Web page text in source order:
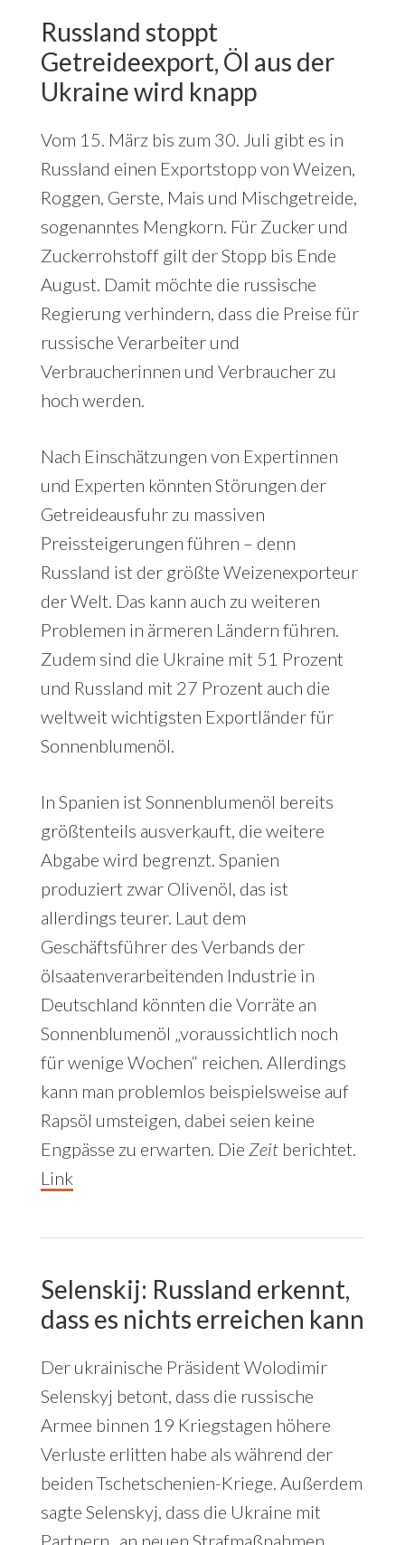
Russland stoppt
Getreideexport, Öl aus der
Ukraine wird knapp
Vom 15. März bis zum 30. Juli gibt es in
Russland einen Exportstopp von Weizen,
Roggen, Gerste, Mais und Mischgetreide,
sogenanntes Mengkorn. Für Zucker und
Zuckerrohstoff gilt der Stopp bis Ende
August. Damit möchte die russische
Regierung verhindern, dass die Preise für
russische Verarbeiter und
Verbraucherinnen und Verbraucher zu
hoch werden.
Nach Einschätzungen von Expertinnen
und Experten könnten Störungen der
Getreideausfuhr zu massiven
Preissteigerungen führen – denn
Russland ist der größte Weizenexporteur
der Welt. Das kann auch zu weiteren
Problemen in ärmeren Ländern führen.
Zudem sind die Ukraine mit 51 Prozent
und Russland mit 27 Prozent auch die
weltweit wichtigsten Exportländer für
Sonnenblumenöl.
In Spanien ist Sonnenblumenöl bereits
größtenteils ausverkauft, die weitere
Abgabe wird begrenzt. Spanien
produziert zwar Olivenöl, das ist
allerdings teurer. Laut dem
Geschäftsführer des Verbands der
ölsaatenverarbeitenden Industrie in
Deutschland könnten die Vorräte an
Sonnenblumenöl „voraussichtlich noch
für wenige Wochen“ reichen. Allerdings
kann man problemlos beispielsweise auf
Rapsöl umsteigen, dabei seien keine
Engpässe zu erwarten. Die Zeitberichtet.
Link
Selenskij: Russland erkennt,
dass es nichts erreichen kann
Der ukrainische Präsident Wolodimir
Selenskyj betont, dass die russische
Armee binnen 19 Kriegstagen höhere
Verluste erlitten habe als während der
beiden Tschetschenien-Kriege. Außerdem
sagte Selenskyj, dass die Ukraine mit
Partnern „an neuen Strafmaßnahmen